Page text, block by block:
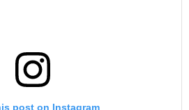
post on Instagram